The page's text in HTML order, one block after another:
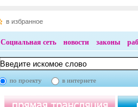
в избранное
Социальная сеть новости законы
по проекту в интернете